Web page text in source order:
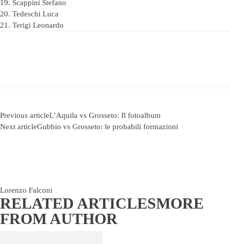
19. Scappini Stefano
20. Tedeschi Luca
21. Terigi Leonardo
Previous articleL’Aquila vs Grosseto: Il fotoalbum
Next articleGubbio vs Grosseto: le probabili formazioni
Lorenzo Falconi
RELATED ARTICLESMORE
FROM AUTHOR